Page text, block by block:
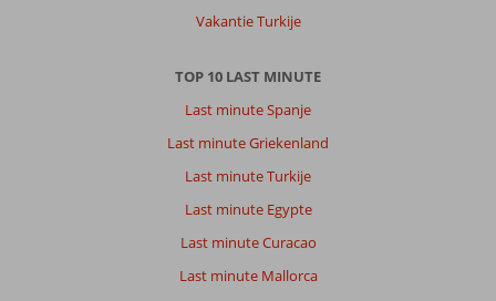
Vakantie Turkije
TOP 10 LAST MINUTE
Last minute Spanje
Last minute Griekenland
Last minute Turkije
Last minute Egypte
Last minute Curacao
Last minute Mallorca